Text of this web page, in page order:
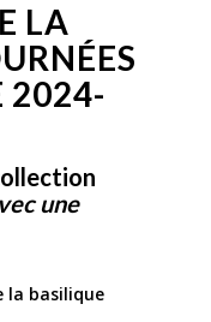
LA
2024-
une
la basilique